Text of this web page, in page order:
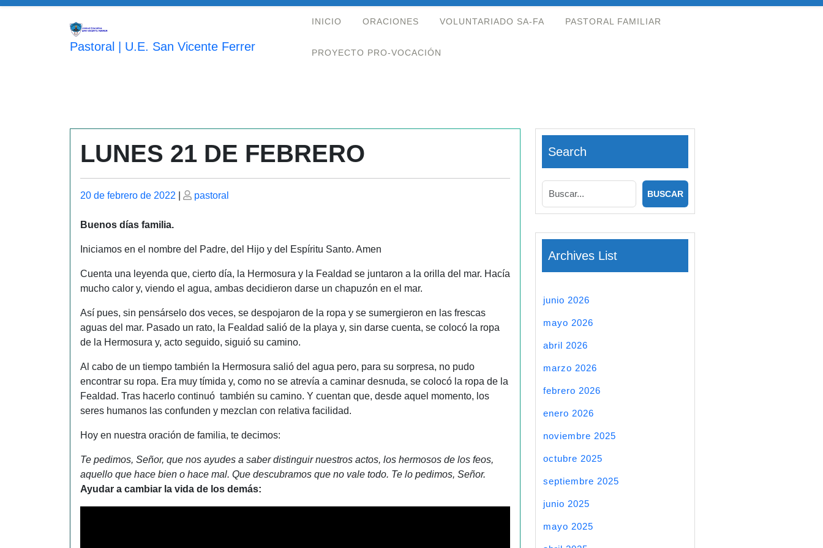
Saltar
Pastoral | U.E. San Vicente Ferrer
INICIO ORACIONES VOLUNTARIADO SA-FA PASTORAL FAMILIAR
PROYECTO PRO-VOCACIÓN
LUNES 21 DE FEBRERO
Publicado
20 de febrero de 2022
Publicado
pastoral
Buenos días familia.
Iniciamos en el nombre del Padre, del Hijo y del Espíritu Santo. Amen
Cuenta una leyenda que, cierto día, la Hermosura y la Fealdad se juntaron a la orilla del mar. Hacía
mucho calor y, viendo el agua, ambas decidieron darse un chapuzón en el mar.
Así pues, sin pensárselo dos veces, se despojaron de la ropa y se sumergieron en las frescas
aguas del mar. Pasado un rato, la Fealdad salió de la playa y, sin darse cuenta, se colocó la ropa
de la Hermosura y, acto seguido, siguió su camino.
Al cabo de un tiempo también la Hermosura salió del agua pero, para su sorpresa, no pudo
encontrar su ropa. Era muy tímida y, como no se atrevía a caminar desnuda, se colocó la ropa de la
Fealdad. Tras hacerlo continuó también su camino. Y cuentan que, desde aquel momento, los
seres humanos las confunden y mezclan con relativa facilidad.
Hoy en nuestra oración de familia, te decimos:
Te pedimos, Señor, que nos ayudes a saber distinguir nuestros actos, los hermosos de los feos,
aquello que hace bien o hace mal. Que descubramos que no vale todo. Te lo pedimos, Señor.
Ayudar a cambiar la vida de los demás:
Search
Archives List
junio 2026
mayo 2026
abril 2026
marzo 2026
febrero 2026
enero 2026
noviembre 2025
octubre 2025
septiembre 2025
junio 2025
mayo 2025